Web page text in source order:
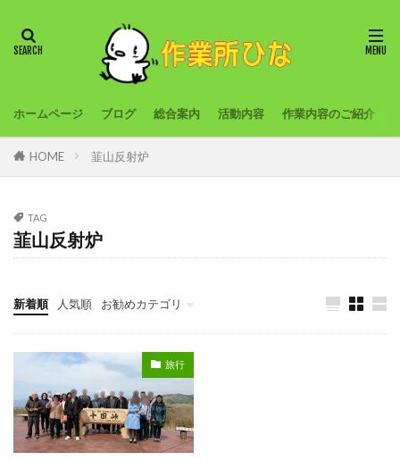
ホームページ ブログ 総合案内 活動内容 作業内容のご紹介
HOME 韮山反射炉
TAG
韮山反射炉
新着順 人気順 お勧めカテゴリ
旅行
農作業
創作活動
外出プログラム
旅行